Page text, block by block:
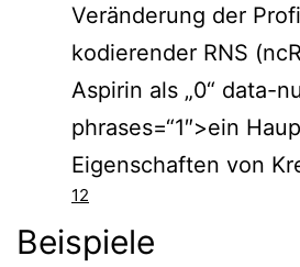
Veränderung der
kodierender RNS
Aspirin als „0“ data-
phrases=“1″>ein
Eigenschaften von
12
Beispiele